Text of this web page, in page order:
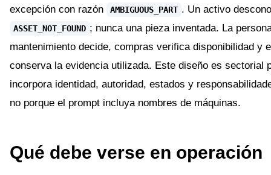
excepción con razón
AMBIGUOUS_PART . Un activo
ASSET_NOT_FOUND ; nunca una pieza inventada. La
mantenimiento decide, compras verifica disponibilidad y
conserva la evidencia utilizada. Este diseño es sectorial
incorpora identidad, autoridad, estados y
no porque el prompt incluya nombres de máquinas.
Qué debe verse en operación